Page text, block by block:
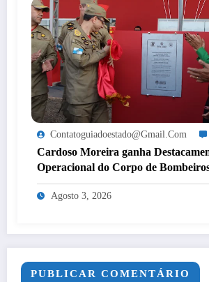
Contatoguiadoestado@gmail.com
Cardoso Moreira ganha
Operacional do Corpo de
Agosto 3, 2026
PUBLICAR COMENTÁRIO